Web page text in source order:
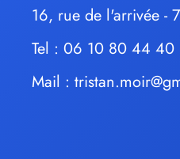
16, rue de l'arrivée -
Tel : 06 10 80 44 40
Mail :